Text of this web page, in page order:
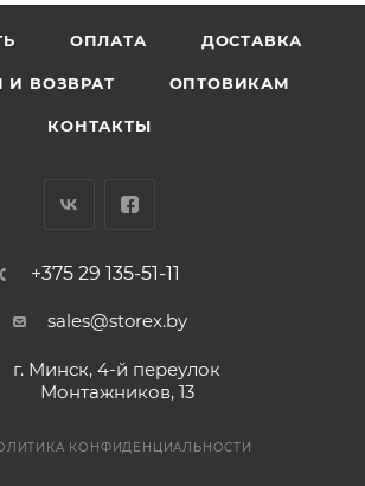
ОПЛАТА ДОСТАВКА
И ВОЗВРАТ ОПТОВИКАМ
КОНТАКТЫ
+375 29 135-51-11
sales@storex.by
г. Минск, 4-й переулок
Монтажников, 13
КОНФИДЕНЦИАЛЬНОСТИ